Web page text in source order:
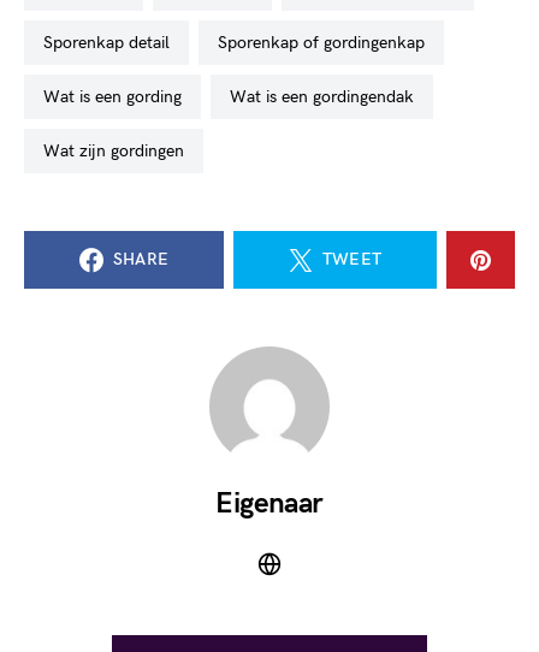
sporenkap detail sporenkap of gordingenkap
wat is een gording wat is een gordingendak
wat zijn gordingen
SHARE TWEET
Eigenaar